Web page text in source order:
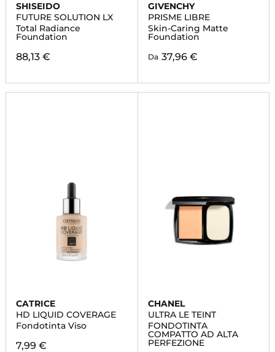
SHISEIDO
FUTURE SOLUTION LX
Total Radiance
Foundation
88,13 €
GIVENCHY
PRISME LIBRE
Skin-Caring Matte
Foundation
Da 37,96 €
CATRICE
HD LIQUID COVERAGE
Fondotinta Viso
7,99 €
CHANEL
ULTRA LE TEINT
FONDOTINTA
COMPATTO AD ALTA
PERFEZIONE